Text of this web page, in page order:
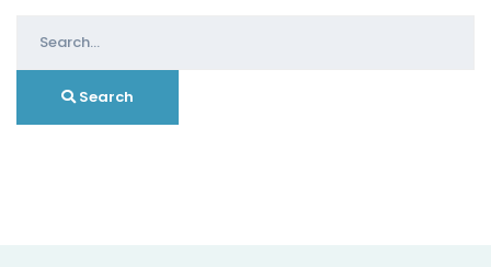
for:
Search